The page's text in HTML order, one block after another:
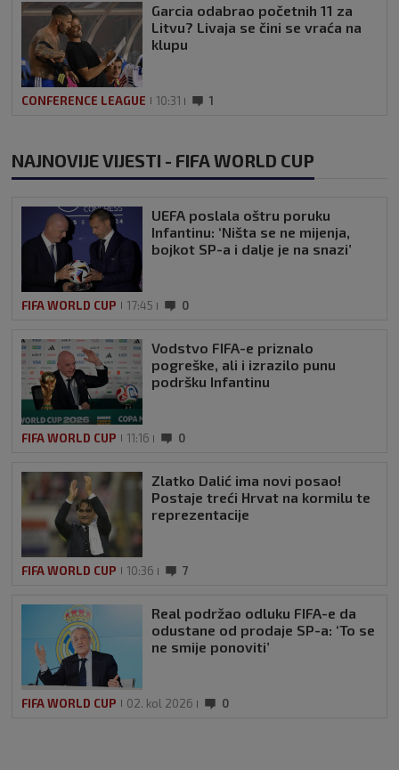
Garcia odabrao početnih 11 za
Litvu? Livaja se čini se vraća na
klupu
CONFERENCE LEAGUE 10:31 1
NAJNOVIJE VIJESTI - FIFA WORLD CUP
UEFA poslala oštru poruku
Infantinu: ‘Ništa se ne mijenja,
bojkot SP-a i dalje je na snazi’
FIFA WORLD CUP 17:45 0
Vodstvo FIFA-e priznalo
pogreške, ali i izrazilo punu
podršku Infantinu
FIFA WORLD CUP 11:16 0
Zlatko Dalić ima novi posao!
Postaje treći Hrvat na kormilu te
reprezentacije
FIFA WORLD CUP 10:36 7
Real podržao odluku FIFA-e da
odustane od prodaje SP-a: ‘To se
ne smije ponoviti’
FIFA WORLD CUP 02. kol 2026 0